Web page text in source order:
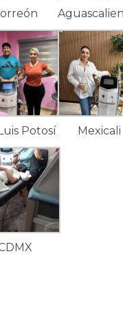
Potosí Mexicali